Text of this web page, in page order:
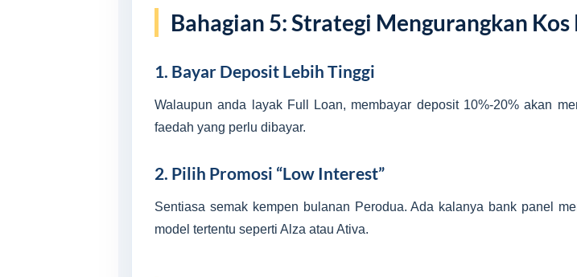
Bahagian 5: Strategi Mengurangkan
1. Bayar Deposit Lebih Tinggi
Walaupun anda layak Full Loan, membayar deposit 10%-20% akan
faedah yang perlu dibayar.
2. Pilih Promosi “Low Interest”
Sentiasa semak kempen bulanan Perodua. Ada kalanya bank panel
model tertentu seperti Alza atau Ativa.